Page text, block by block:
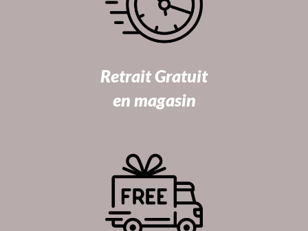
Retrait Gratuit
en magasin